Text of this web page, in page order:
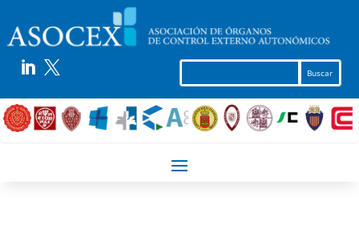
 